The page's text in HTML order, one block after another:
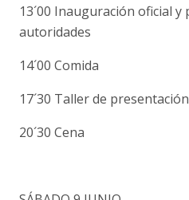
13´00 Inauguración oficial y
autoridades
14´00 Comida
17´30 Taller de
20´30 Cena